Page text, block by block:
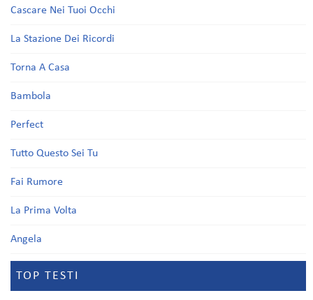
Cascare Nei Tuoi Occhi
La Stazione Dei Ricordi
Torna A Casa
Bambola
Perfect
Tutto Questo Sei Tu
Fai Rumore
La Prima Volta
Angela
TOP TESTI